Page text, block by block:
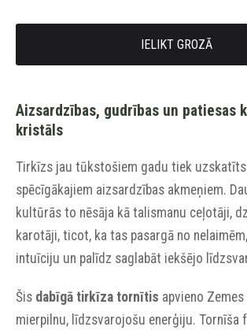
IELIKT GROZĀ
Aizsardzības, gudrības un patiesas
kristāls
Tirkīzs jau tūkstošiem gadu tiek uzskatīts
spēcīgākajiem aizsardzības akmeņiem.
kultūrās to nēsāja kā talismanu ceļotāji,
karotāji, ticot, ka tas pasargā no
intuīciju un palīdz saglabāt iekšējo
Šis dabīgā tirkīza tornītis apvieno
mierpilnu, līdzsvarojošu enerģiju. Tornīša